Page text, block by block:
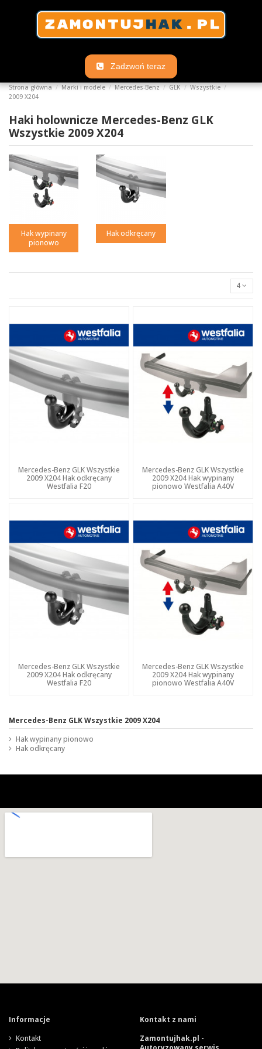
Zadzwoń teraz
Strona główna Marki i modele Mercedes-Benz GLK
Wszystkie
2009 X204
Haki holownicze Mercedes-Benz GLK
Wszystkie 2009 X204
Hak wypinany
pionowo
Hak odkręcany
4
Mercedes-Benz GLK Wszystkie
2009 X204 Hak odkręcany
Westfalia F20
Mercedes-Benz GLK Wszystkie
2009 X204 Hak wypinany
pionowo Westfalia A40V
Mercedes-Benz GLK Wszystkie
2009 X204 Hak odkręcany
Westfalia F20
Mercedes-Benz GLK Wszystkie
2009 X204 Hak wypinany
pionowo Westfalia A40V
Mercedes-Benz GLK Wszystkie 2009 X204
Hak wypinany pionowo
Hak odkręcany
Informacje
Kontakt
Kontakt z nami
Zamontujhak.pl -